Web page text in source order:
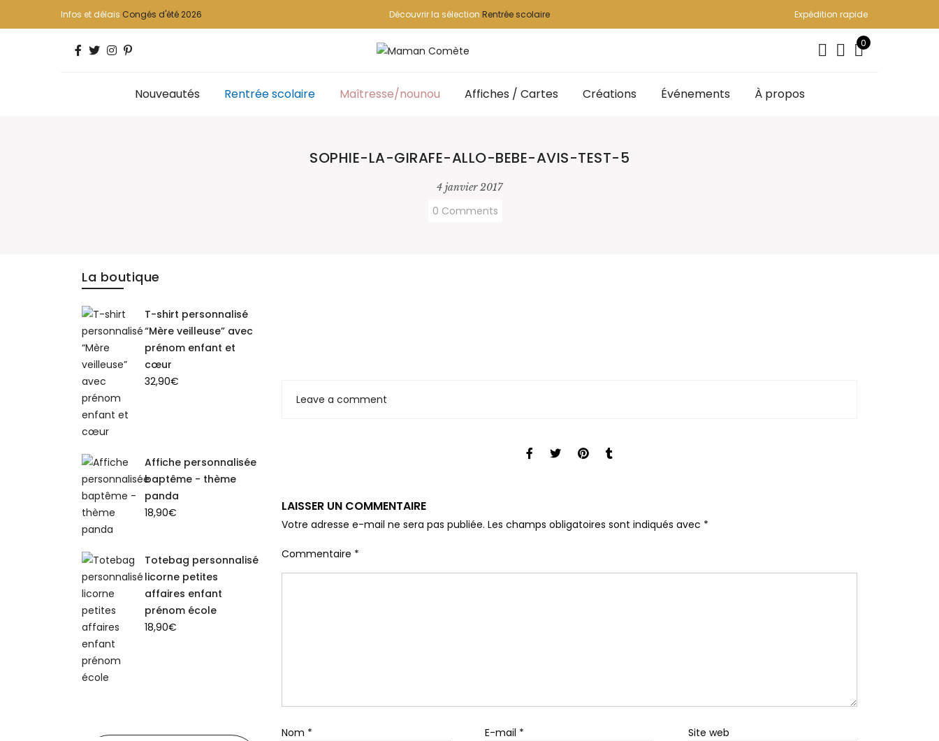
Infos et délais Congés d'été 2026 Découvrir la sélection Rentrée scolaire Expédition rapide
0
Nouveautés Rentrée scolaire Maîtresse/nounou Affiches / Cartes Créations Événements À propos
SOPHIE-LA-GIRAFE-ALLO-BEBE-AVIS-TEST-5
4 janvier 2017
0 Comments
Leave a comment
LAISSER UN COMMENTAIRE
Votre adresse e-mail ne sera pas publiée. Les champs obligatoires sont indiqués avec *
Commentaire *
Nom * E-mail * Site web
La boutique
T-shirt personnalisé
“Mère veilleuse” avec
prénom enfant et
cœur
32,90€
Affiche personnalisée
baptême - thème
panda
18,90€
Totebag personnalisé
licorne petites
affaires enfant
prénom école
18,90€